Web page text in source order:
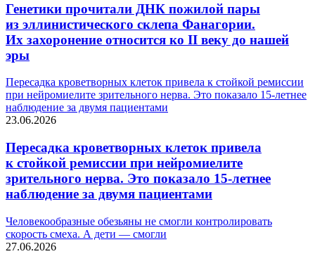
Генетики прочитали ДНК пожилой пары
из эллинистического склепа Фанагории.
Их захоронение относится ко II веку до нашей
эры
Пересадка кроветворных клеток привела к стойкой ремиссии
при нейромиелите зрительного нерва. Это показало 15-летнее
наблюдение за двумя пациентами
23.06.2026
Пересадка кроветворных клеток привела
к стойкой ремиссии при нейромиелите
зрительного нерва. Это показало 15-летнее
наблюдение за двумя пациентами
Человекообразные обезьяны не смогли контролировать
скорость смеха. А дети — смогли
27.06.2026